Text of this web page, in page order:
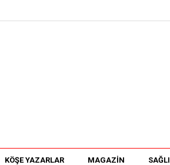
KÖŞE YAZARLAR MAGAZİN